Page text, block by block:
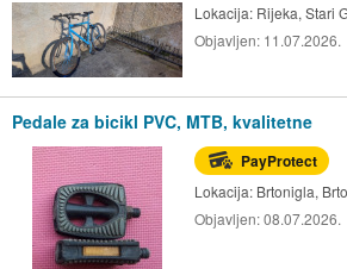
Lokacija: Rijeka, Stari
Objavljen: 11.07.2026.
Pedale za bicikl PVC, MTB, kvalitetne
PayProtect
Lokacija: Brtonigla,
Objavljen:08.07.2026.